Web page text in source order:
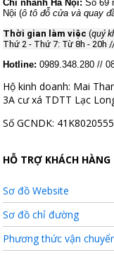
Chi nhánh Hà Nội:Số 69
Nội (ô tô đỗ cửa và quay
Thời gian làm việc (quý
Thứ 2 - Thứ 7: Từ 8h - 20h
Hotline:0989.348.280 //
Hộ kinh doanh: Mai
3A cư xá TDTT Lạc
Số GCNDK:
HỖ TRỢ KHÁCH HÀNG
Sơ đồ Website
Sơ đồ chỉ đường
Phương thức vận